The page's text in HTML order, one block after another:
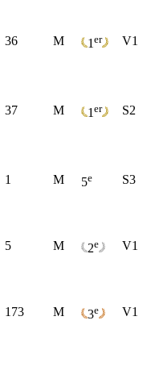
36 M 1 er V1
37 M 1 er S2
1 M 5e S3
5 M 2e V1
173 M 3e V1